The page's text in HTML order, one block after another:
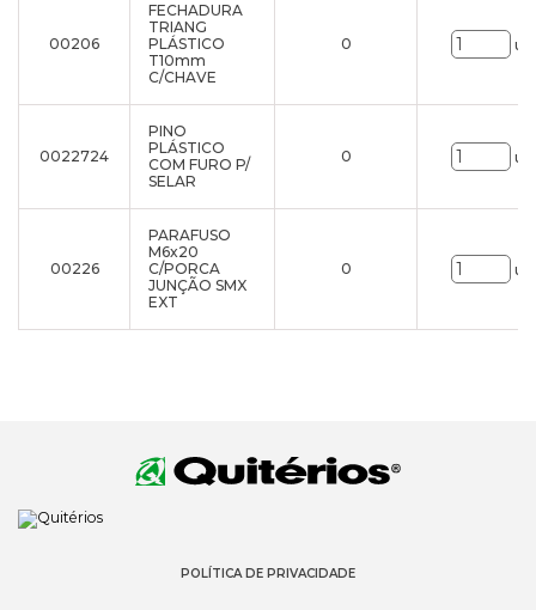
00206
FECHADURA
TRIANG
PLÁSTICO
T10mm
C/CHAVE
0
0022724
PINO
PLÁSTICO
COM FURO P/
SELAR
0
00226
PARAFUSO
M6x20
C/PORCA
JUNÇÃO SMX
EXT
0
POLÍTICA DE PRIVACIDADE